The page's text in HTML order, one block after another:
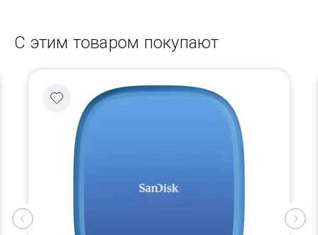
С этим товаром покупают